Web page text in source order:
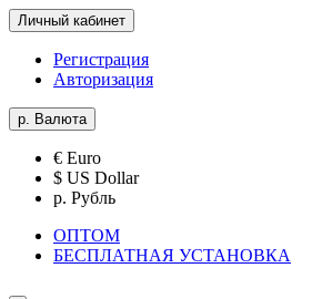
Личный кабинет
Регистрация
Авторизация
р. Валюта
€ Euro
$ US Dollar
р. Рубль
ОПТОМ
БЕСПЛАТНАЯ УСТАНОВКА